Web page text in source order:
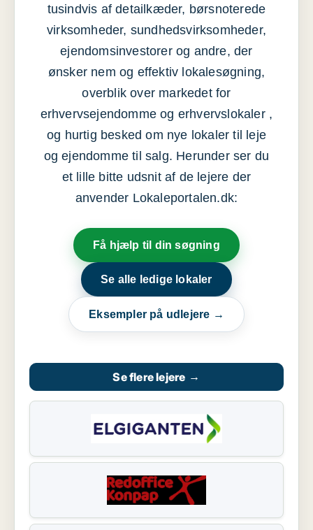
tusindvis af detailkæder, børsnoterede
virksomheder, sundhedsvirksomheder,
ejendomsinvestorer og andre, der
ønsker nem og effektiv lokalesøgning,
overblik over markedet for
erhvervsejendomme og erhvervslokaler ,
og hurtig besked om nye lokaler til leje
og ejendomme til salg. Herunder ser du
et lille bitte udsnit af de lejere der
anvender Lokaleportalen.dk:
Få hjælp til din søgning
Se alle ledige lokaler
Eksempler på udlejere →
Se flere lejere →